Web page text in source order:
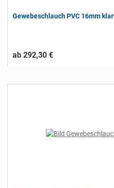
Gewebeschlauch PVC 16mm klar
ab 292,30 €